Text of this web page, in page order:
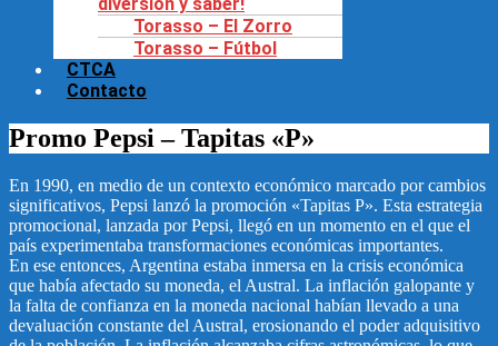
Torasso – El Zorro
Torasso – Fútbol
CTCA
Contacto
Promo Pepsi – Tapitas «P»
En 1990, en medio de un contexto económico marcado por cambios
significativos, Pepsi lanzó la promoción «Tapitas P». Esta estrategia
promocional, lanzada por Pepsi, llegó en un momento en el que el
país experimentaba transformaciones económicas importantes.
En ese entonces, Argentina estaba inmersa en la crisis económica
que había afectado su moneda, el Austral. La inflación galopante y
la falta de confianza en la moneda nacional habían llevado a una
devaluación constante del Austral, erosionando el poder adquisitivo